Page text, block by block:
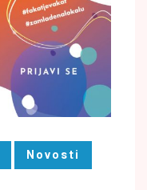
Novosti